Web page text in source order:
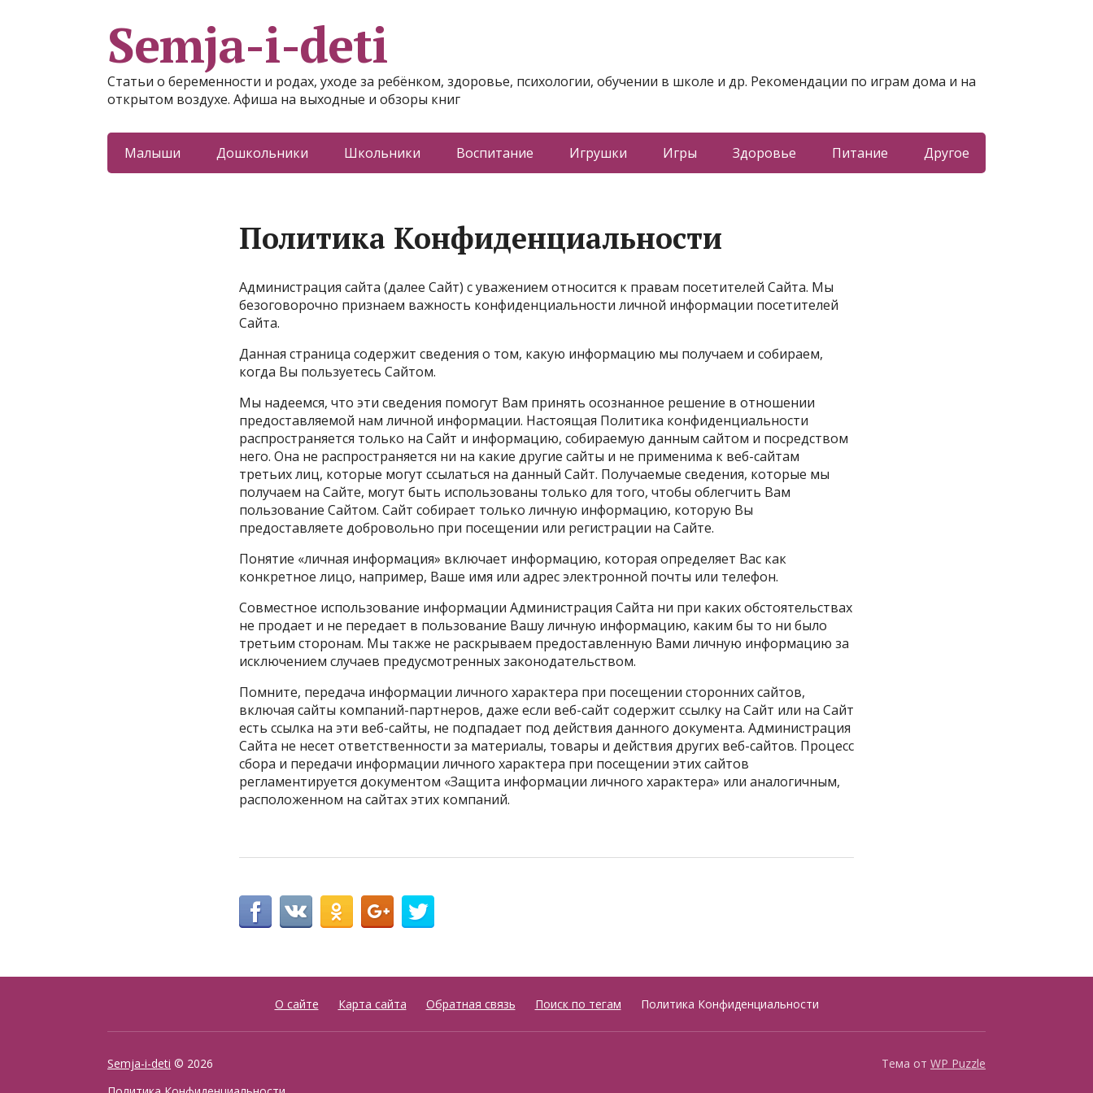
Semja-i-deti
Статьи о беременности и родах, уходе за ребёнком, здоровье, психологии, обучении в школе и др. Рекомендации по играм дома и на
открытом воздухе. Афиша на выходные и обзоры книг
Малыши Дошкольники Школьники Воспитание Игрушки Игры Здоровье Питание Другое
Политика Конфиденциальности
Администрация сайта (далее Сайт) с уважением относится к правам посетителей Сайта. Мы
безоговорочно признаем важность конфиденциальности личной информации посетителей
Сайта.
Данная страница содержит сведения о том, какую информацию мы получаем и собираем,
когда Вы пользуетесь Сайтом.
Мы надеемся, что эти сведения помогут Вам принять осознанное решение в отношении
предоставляемой нам личной информации. Настоящая Политика конфиденциальности
распространяется только на Сайт и информацию, собираемую данным сайтом и посредством
него. Она не распространяется ни на какие другие сайты и не применима к веб-сайтам
третьих лиц, которые могут ссылаться на данный Сайт. Получаемые сведения, которые мы
получаем на Сайте, могут быть использованы только для того, чтобы облегчить Вам
пользование Сайтом. Сайт собирает только личную информацию, которую Вы
предоставляете добровольно при посещении или регистрации на Сайте.
Понятие «личная информация» включает информацию, которая определяет Вас как
конкретное лицо, например, Ваше имя или адрес электронной почты или телефон.
Совместное использование информации Администрация Сайта ни при каких обстоятельствах
не продает и не передает в пользование Вашу личную информацию, каким бы то ни было
третьим сторонам. Мы также не раскрываем предоставленную Вами личную информацию за
исключением случаев предусмотренных законодательством.
Помните, передача информации личного характера при посещении сторонних сайтов,
включая сайты компаний-партнеров, даже если веб-сайт содержит ссылку на Сайт или на Сайт
есть ссылка на эти веб-сайты, не подпадает под действия данного документа. Администрация
Сайта не несет ответственности за материалы, товары и действия других веб-сайтов. Процесс
сбора и передачи информации личного характера при посещении этих сайтов
регламентируется документом «Защита информации личного характера» или аналогичным,
расположенном на сайтах этих компаний.
О сайте Карта сайта Обратная связь Поиск по тегам Политика Конфиденциальности
Semja-i-deti © 2026
Тема от WP Puzzle